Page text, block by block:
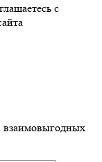
с
взаимовыгодных